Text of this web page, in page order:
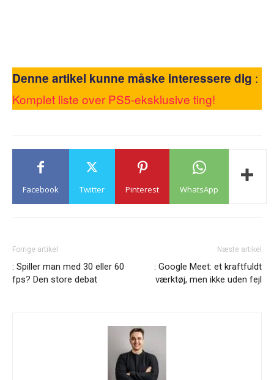
Denne artikel kunne måske interessere dig :
Komplet liste over PS5-eksklusive ting!
Facebook Twitter Pinterest WhatsApp
Forrige artikel
: Spiller man med 30 eller 60
fps? Den store debat
Næste artikel
: Google Meet: et kraftfuldt
værktøj, men ikke uden fejl